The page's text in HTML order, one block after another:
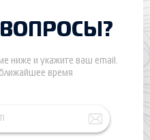
ВОПРОСЫ?
ниже и укажите ваш email.
время